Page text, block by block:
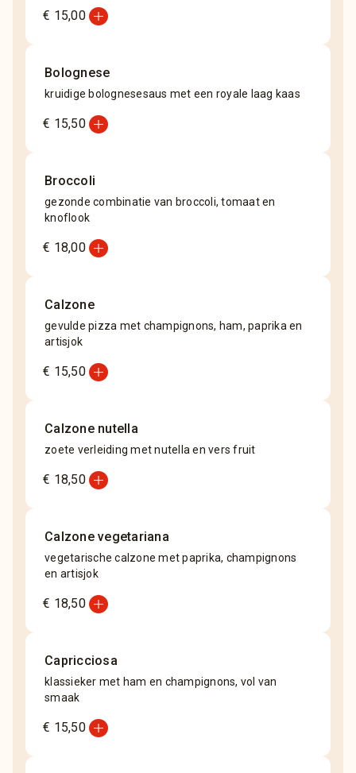
€ 15,00add_circle
Bolognese
kruidige bolognesesaus met een royale laag kaas
€ 15,50add_circle
Broccoli
gezonde combinatie van broccoli, tomaat en
knoflook
€ 18,00add_circle
Calzone
gevulde pizza met champignons, ham, paprika en
artisjok
€ 15,50add_circle
Calzone nutella
zoete verleiding met nutella en vers fruit
€ 18,50add_circle
Calzone vegetariana
vegetarische calzone met paprika, champignons
en artisjok
€ 18,50add_circle
Capricciosa
klassieker met ham en champignons, vol van
smaak
€ 15,50add_circle